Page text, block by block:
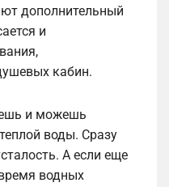
дополнительный
и
кабин.
и можешь
воды. Сразу
А если еще
водных